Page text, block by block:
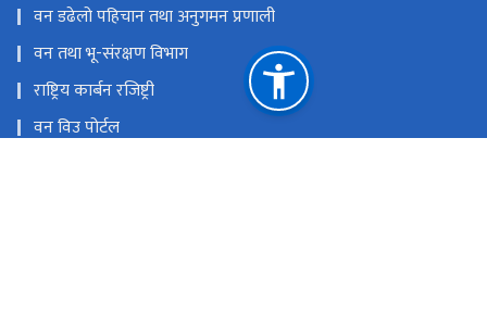
वन डढेलो पहिचान तथा अनुगमन प्रणाली
वन तथा भू-संरक्षण विभाग
राष्ट्रिय कार्बन रजिष्ट्री
वन विउ पोर्टल